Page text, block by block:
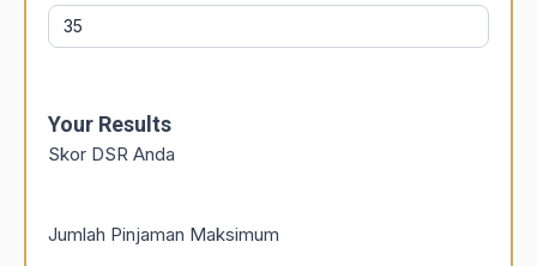
Your Results
Skor DSR Anda
Jumlah Pinjaman Maksimum